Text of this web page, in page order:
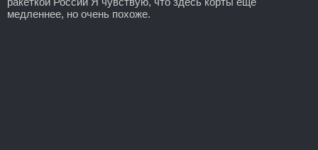
медленнее, но очень похоже.